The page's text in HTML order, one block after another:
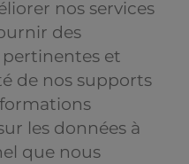
nos services
des
et
de nos supports
les données à
que nous